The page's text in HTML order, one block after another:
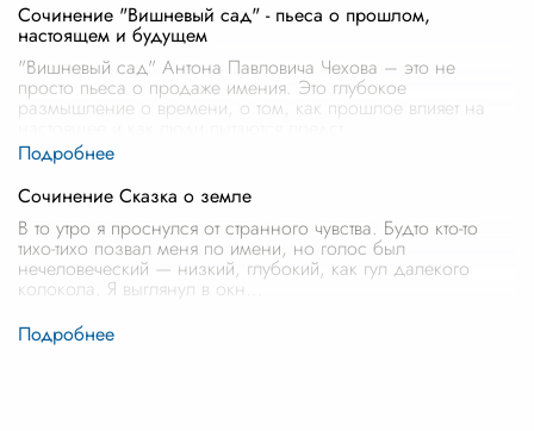
Сочинение "Вишневый сад" - пьеса о прошлом,
настоящем и будущем
"Вишневый сад" Антона Павловича Чехова – это не
просто пьеса о продаже имения. Это глубокое
размышление о времени, о том, как прошлое влияет на
Сочинение Сказка о земле
В то утро я проснулся от странного чувства. Будто кто-то
тихо-тихо позвал меня по имени, но голос был
нечеловеческий — низкий, глубокий, как гул далекого
колокола. Я выглянул в окн